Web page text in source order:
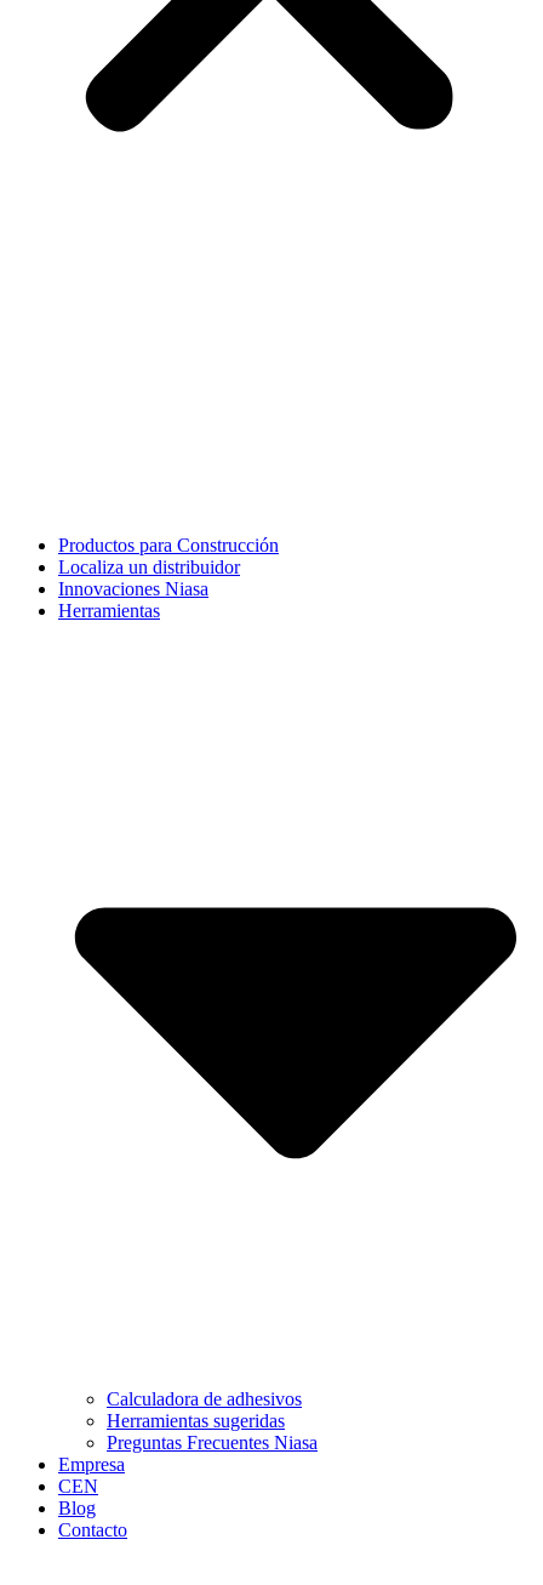
Productos para Construcción
Localiza un distribuidor
Innovaciones Niasa
Herramientas
Calculadora de adhesivos
Herramientas sugeridas
Preguntas Frecuentes Niasa
Empresa
CEN
Blog
Contacto